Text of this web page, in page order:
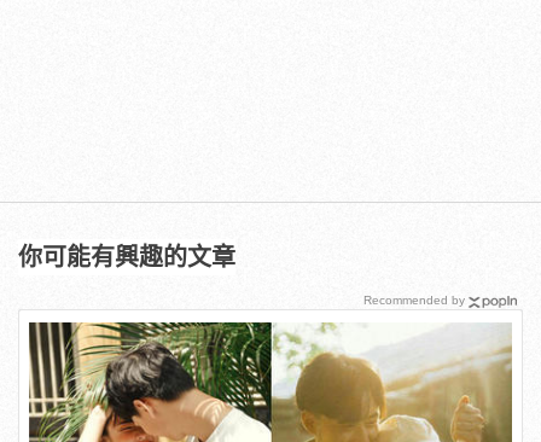
你可能有興趣的文章
Recommended by